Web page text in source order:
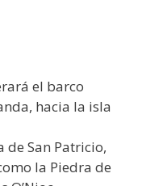
el barco
hacia la isla
San Patricio,
la Piedra de